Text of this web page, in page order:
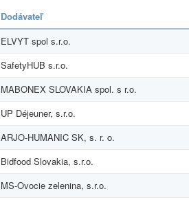
Dodávateľ
ELVYT spol s.r.o.
SafetyHUB s.r.o.
MABONEX SLOVAKIA spol. s r.o.
UP Déjeuner, s.r.o.
ARJO-HUMANIC SK, s. r. o.
Bidfood Slovakia, s.r.o.
MS-Ovocie zelenina, s.r.o.